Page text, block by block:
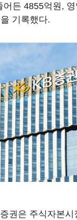
어든 4855억원,
기록했다.
권은 주식자본시